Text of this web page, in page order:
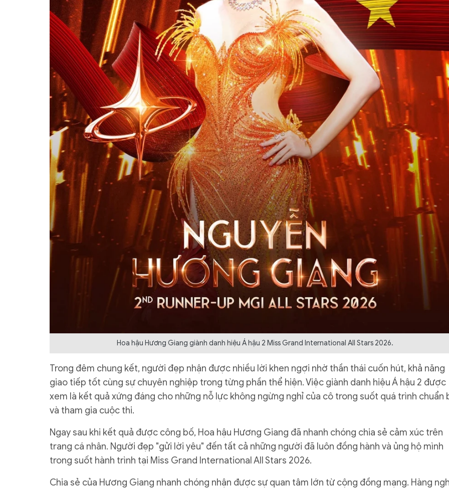
Hoa hậu Hương Giang giành danh hiệu Á hậu 2 Miss Grand International All Stars 2026.
Trong đêm chung kết, người đẹp nhận được nhiều lời khen ngợi nhờ thần thái cuốn hút, khả năng
giao tiếp tốt cùng sự chuyên nghiệp trong từng phần thể hiện. Việc giành danh hiệu Á hậu 2 được
xem là kết quả xứng đáng cho những nỗ lực không ngừng nghỉ của cô trong suốt quá trình chuẩn
và tham gia cuộc thi.
Ngay sau khi kết quả được công bố, Hoa hậu Hương Giang đã nhanh chóng chia sẻ cảm xúc trên
trang cá nhân. Người đẹp "gửi lời yêu" đến tất cả những người đã luôn đồng hành và ủng hộ mình
trong suốt hành trình tại Miss Grand International All Stars 2026.
Chia sẻ của Hương Giang nhanh chóng nhận được sự quan tâm lớn từ cộng đồng mạng. Hàng